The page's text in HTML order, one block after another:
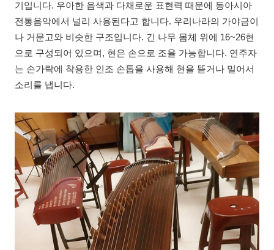
기입니다. 우아한 음색과 다채로운 표현력 때문에 동아시아
전통음악에서 널리 사용된다고 합니다. 우리나라의 가야금이
나 거문고와 비슷한 구조입니다. 긴 나무 몸체 위에 16~26현
으로 구성되어 있으며, 현은 손으로 조율 가능합니다. 연주자
는 손가락에 착용한 인조 손톱을 사용해 현을 뜯거나 밀어서
소리를 냅니다.